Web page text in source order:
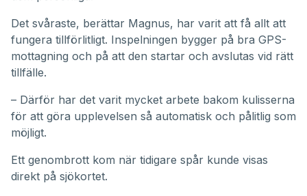
Det svåraste, berättar Magnus, har varit att få allt att
fungera tillförlitligt. Inspelningen bygger på bra GPS-
mottagning och på att den startar och avslutas vid rätt
tillfälle.
– Därför har det varit mycket arbete bakom kulisserna
för att göra upplevelsen så automatisk och pålitlig som
möjligt.
Ett genombrott kom när tidigare spår kunde visas
direkt på sjökortet.